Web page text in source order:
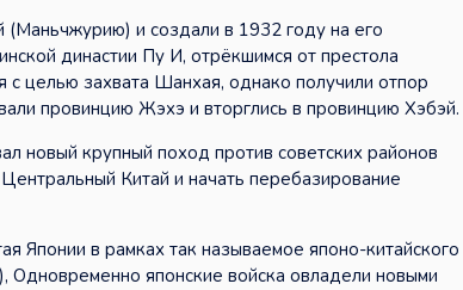
и создали в 1932 году на его
династии Пу И, отрёкшимся от престола
с целью захвата Шанхая, однако получили отпор
провинцию Жэхэ и вторглись в провинцию Хэбэй.
новый крупный поход против советских районов
Китай и начать перебазирование
Японии в рамках так называемое японо-китайского
Одновременно японские войска овладели новыми